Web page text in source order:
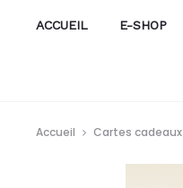
ACCUEIL E-SHOP
Accueil Cartes cadeaux